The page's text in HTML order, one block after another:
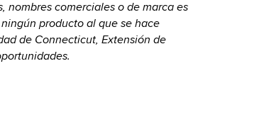
comerciales o de marca es
producto al que se hace
de Connecticut, Extensión de